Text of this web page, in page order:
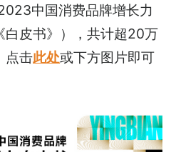
中国消费品牌增长力
白皮书》），共计超20万
点击此处或下方图片即可